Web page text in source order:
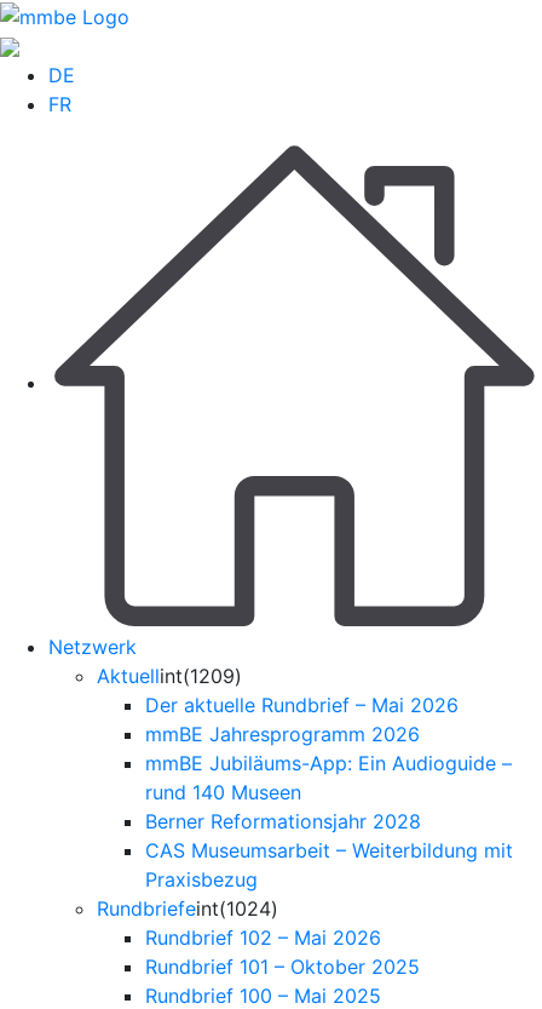
DE
FR
Netzwerk
Aktuellint(1209)
Der aktuelle Rundbrief – Mai 2026
mmBE Jahresprogramm 2026
mmBE Jubiläums-App: Ein Audioguide –
rund 140 Museen
Berner Reformationsjahr 2028
CAS Museumsarbeit – Weiterbildung mit
Praxisbezug
Rundbriefeint(1024)
Rundbrief 102 – Mai 2026
Rundbrief 101 – Oktober 2025
Rundbrief 100 – Mai 2025